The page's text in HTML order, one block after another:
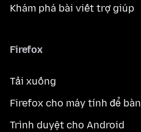
Khám phá bài viết trợ giúp
Firefox
Tải xuống
Firefox cho máy tính để bàn
Trình duyệt cho Android